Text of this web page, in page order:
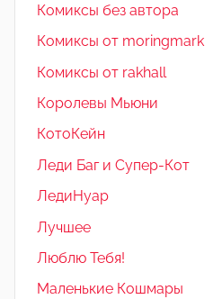
Комиксы без автора
Комиксы от moringmark
Комиксы от rakhall
Королевы Мьюни
КотоКейн
Леди Баг и Супер-Кот
ЛедиНуар
Лучшее
Люблю Тебя!
Маленькие Кошмары